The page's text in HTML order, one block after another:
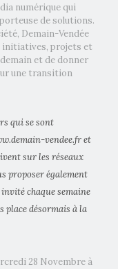
numérique qui
de solutions.
Demain-Vendée
initiatives, projets et
et de donner
une transition
qui se sont
vendee.fr et
sur les réseaux
proposer également
chaque semaine
place désormais à la
28 Novembre à